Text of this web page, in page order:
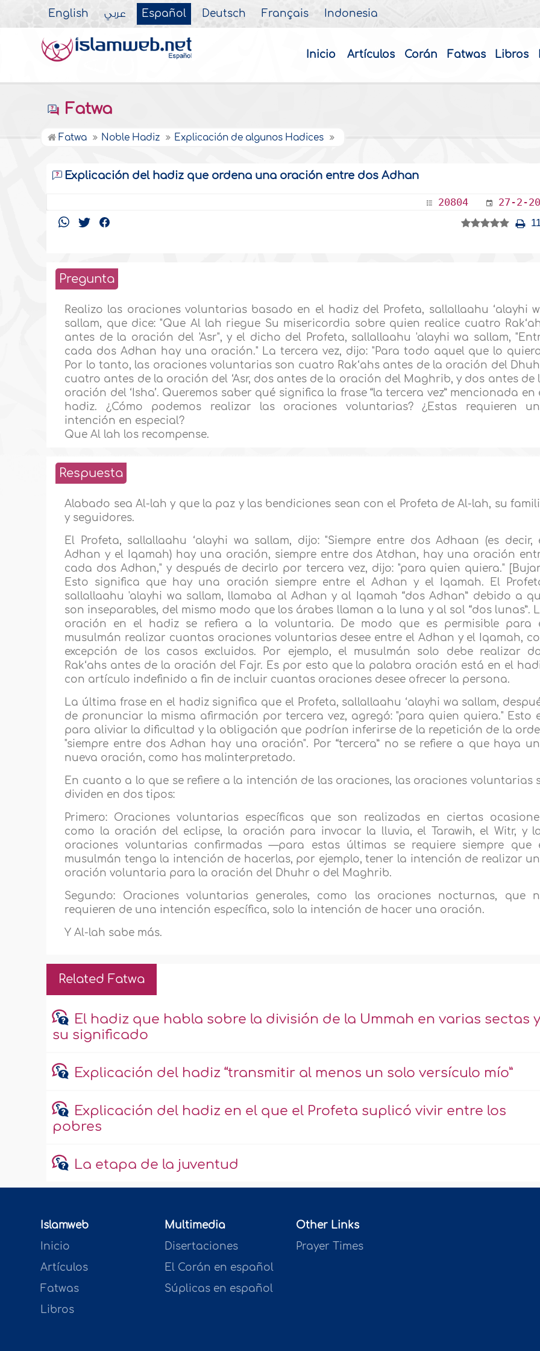
English عربي Español Deutsch Français Indonesia
Inicio Artículos Corán Fatwas Libros
Fatwa
Fatwa Noble Hadiz Explicación de algunos Hadices
Explicación del hadiz que ordena una oración entre dos Adhan
20804 27-2-
Pregunta
Realizo las oraciones voluntarias basado en el hadiz del Profeta, sallallaahu ‘alayhi
sallam, que dice: "Que Al lah riegue Su misericordia sobre quien realice cuatro
antes de la oración del 'Asr", y el dicho del Profeta, sallallaahu 'alayhi wa sallam,
cada dos Adhan hay una oración." La tercera vez, dijo: "Para todo aquel que lo
Por lo tanto, las oraciones voluntarias son cuatro Rak‘ahs antes de la oración del
cuatro antes de la oración del ‘Asr, dos antes de la oración del Maghrib, y dos antes de
oración del ‘Isha’. Queremos saber qué significa la frase “la tercera vez” mencionada en
hadiz. ¿Cómo podemos realizar las oraciones voluntarias? ¿Estas requieren
intención en especial?
Que Al lah los recompense.
Respuesta
Alabado sea Al-lah y que la paz y las bendiciones sean con el Profeta de Al-lah, su
y seguidores.
El Profeta, sallallaahu ‘alayhi wa sallam, dijo: "Siempre entre dos Adhaan (es decir,
Adhan y el Iqamah) hay una oración, siempre entre dos Atdhan, hay una oración
cada dos Adhan," y después de decirlo por tercera vez, dijo: "para quien quiera."
Esto significa que hay una oración siempre entre el Adhan y el Iqamah. El
sallallaahu 'alayhi wa sallam, llamaba al Adhan y al Iqamah “dos Adhan” debido a
son inseparables, del mismo modo que los árabes llaman a la luna y al sol “dos lunas”.
oración en el hadiz se refiera a la voluntaria. De modo que es permisible para
musulmán realizar cuantas oraciones voluntarias desee entre el Adhan y el Iqamah,
excepción de los casos excluidos. Por ejemplo, el musulmán solo debe realizar
Rak‘ahs antes de la oración del Fajr. Es por esto que la palabra oración está en el
con artículo indefinido a fin de incluir cuantas oraciones desee ofrecer la persona.
La última frase en el hadiz significa que el Profeta, sallallaahu ‘alayhi wa sallam,
de pronunciar la misma afirmación por tercera vez, agregó: "para quien quiera." Esto
para aliviar la dificultad y la obligación que podrían inferirse de la repetición de la
"siempre entre dos Adhan hay una oración". Por “tercera” no se refiere a que haya
nueva oración, como has malinterpretado.
En cuanto a lo que se refiere a la intención de las oraciones, las oraciones voluntarias
dividen en dos tipos:
Primero: Oraciones voluntarias específicas que son realizadas en ciertas
como la oración del eclipse, la oración para invocar la lluvia, el Tarawih, el Witr, y
oraciones voluntarias confirmadas —para estas últimas se requiere siempre que
musulmán tenga la intención de hacerlas, por ejemplo, tener la intención de realizar
oración voluntaria para la oración del Dhuhr o del Maghrib.
Segundo: Oraciones voluntarias generales, como las oraciones nocturnas, que
requieren de una intención específica, solo la intención de hacer una oración.
Y Al-lah sabe más.
Related Fatwa
El hadiz que habla sobre la división de la Ummah en varias sectas y
su significado
Explicación del hadiz “transmitir al menos un solo versículo mío”
Explicación del hadiz en el que el Profeta suplicó vivir entre los
pobres
La etapa de la juventud
Islamweb
Inicio
Artículos
Fatwas
Libros
Multimedia
Disertaciones
El Corán en español
Súplicas en español
Other Links
Prayer Times